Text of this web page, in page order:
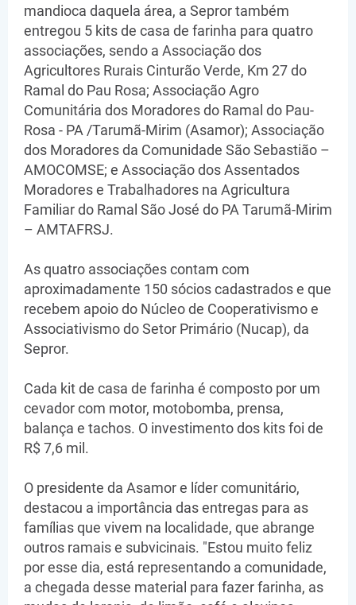
mandioca daquela área, a Sepror também
entregou 5 kits de casa de farinha para quatro
associações, sendo a Associação dos
Agricultores Rurais Cinturão Verde, Km 27 do
Ramal do Pau Rosa; Associação Agro
Comunitária dos Moradores do Ramal do Pau-
Rosa - PA /Tarumã-Mirim (Asamor); Associação
dos Moradores da Comunidade São Sebastião –
AMOCOMSE; e Associação dos Assentados
Moradores e Trabalhadores na Agricultura
Familiar do Ramal São José do PA Tarumã-Mirim
– AMTAFRSJ.
As quatro associações contam com
aproximadamente 150 sócios cadastrados e que
recebem apoio do Núcleo de Cooperativismo e
Associativismo do Setor Primário (Nucap), da
Sepror.
Cada kit de casa de farinha é composto por um
cevador com motor, motobomba, prensa,
balança e tachos. O investimento dos kits foi de
R$ 7,6 mil.
O presidente da Asamor e líder comunitário,
destacou a importância das entregas para as
famílias que vivem na localidade, que abrange
outros ramais e subvicinais. "Estou muito feliz
por esse dia, está representando a comunidade,
a chegada desse material para fazer farinha, as